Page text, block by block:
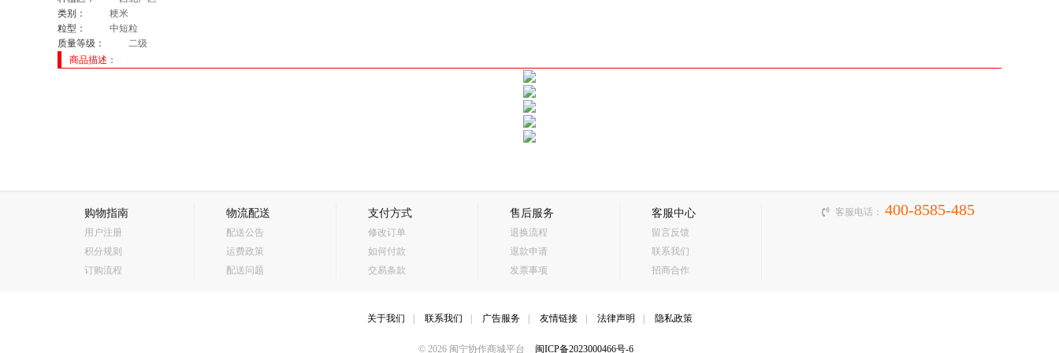
类别：
粳米
粒型：
中短粒
质量等级：
二级
商品描述：
购物指南
用户注册
积分规则
订购流程
物流配送
配送公告
运费政策
配送问题
支付方式
修改订单
如何付款
交易条款
售后服务
退换流程
退款申请
发票事项
客服中心
留言反馈
联系我们
招商合作
客服电话： 400-8585-485
关于我们 联系我们 广告服务 友情链接 法律声明 隐私政策
© 2026 闽宁协作商城平台 闽ICP备2023000466号-6